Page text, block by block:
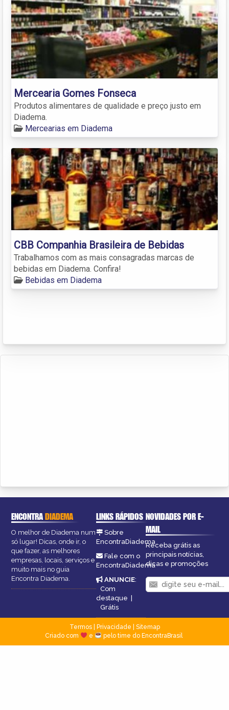
Mercearia Gomes Fonseca
Produtos alimentares de qualidade e preço justo em
Diadema.
Mercearias em Diadema
CBB Companhia Brasileira de Bebidas
Trabalhamos com as mais consagradas marcas de
bebidas em Diadema. Confira!
Bebidas em Diadema
ENCONTRADIADEMA
O melhor de Diadema num
só lugar! Dicas, onde ir, o
que fazer, as melhores
empresas, locais, serviços e
muito mais no guia
Encontra Diadema.
LINKS RÁPIDOS
Sobre
EncontraDiadema
Fale com o
EncontraDiadema
ANUNCIE:
Com
destaque |
Grátis
NOVIDADES POR E-
MAIL
Receba grátis as
principais notícias,
dicas e promoções
Termos| Privacidade
Sitemap
Criado com
e pelo time do EncontraBrasil